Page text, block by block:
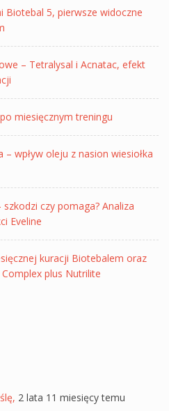
Biotebal 5, pierwsze widoczne
– Tetralysal i Acnatac, efekt
miesięcznym treningu
– wpływ oleju z nasion wiesiołka
czy pomaga? Analiza
Eveline
kuracji Biotebalem oraz
plus Nutrilite
2 lata 11 miesięcy temu